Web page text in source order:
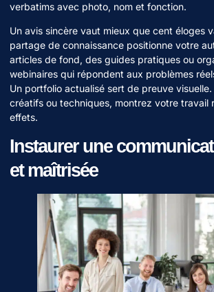
verbatims avec photo, nom et fonction.
Un avis sincère vaut mieux que cent éloges
partage de connaissance positionne votre
articles de fond, des guides pratiques ou
webinaires qui répondent aux problèmes
Un portfolio actualisé sert de preuve
créatifs ou techniques, montrez votre travail
effets.
Instaurer une
et maîtrisée